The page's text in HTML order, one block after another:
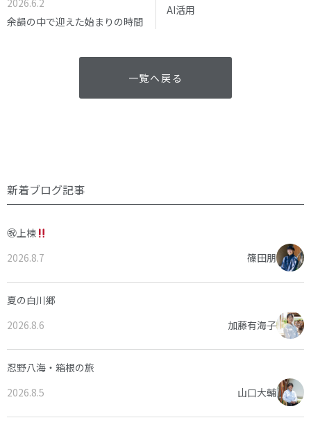
2026.6.2
余韻の中で迎えた始まりの時間
AI活用
一覧へ戻る
新着ブログ記事
㊗上棟
2026.8.7
篠田朋
夏の白川郷
2026.8.6
加藤有海子
忍野八海・箱根の旅
2026.8.5
山口大輔